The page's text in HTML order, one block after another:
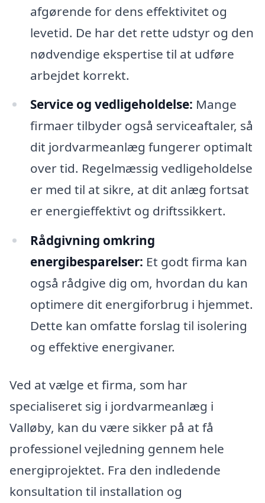
afgørende for dens effektivitet og
levetid. De har det rette udstyr og den
nødvendige ekspertise til at udføre
arbejdet korrekt.
Service og vedligeholdelse: Mange
firmaer tilbyder også serviceaftaler, så
dit jordvarmeanlæg fungerer optimalt
over tid. Regelmæssig vedligeholdelse
er med til at sikre, at dit anlæg fortsat
er energieffektivt og driftssikkert.
Rådgivning omkring
energibesparelser: Et godt firma kan
også rådgive dig om, hvordan du kan
optimere dit energiforbrug i hjemmet.
Dette kan omfatte forslag til isolering
og effektive energivaner.
Ved at vælge et firma, som har
specialiseret sig i jordvarmeanlæg i
Valløby, kan du være sikker på at få
professionel vejledning gennem hele
energiprojektet. Fra den indledende
konsultation til installation og